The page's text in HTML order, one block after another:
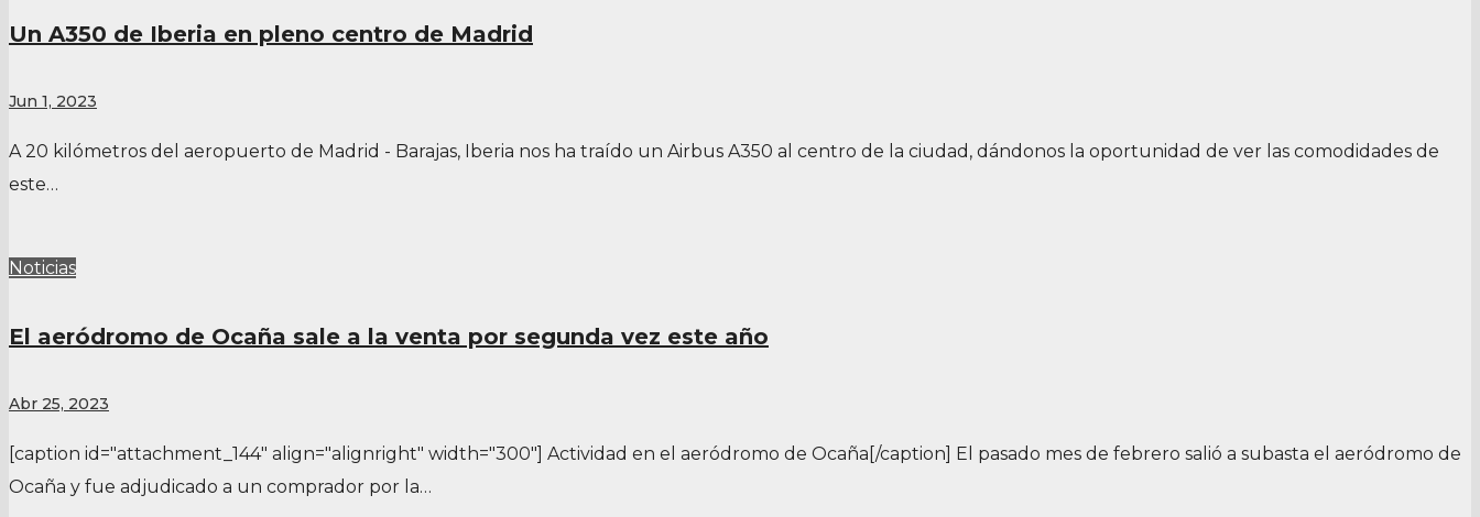
Un A350 de Iberia en pleno centro de Madrid
Jun 1, 2023
A 20 kilómetros del aeropuerto de Madrid - Barajas, Iberia nos ha traído un Airbus A350 al centro de la ciudad, dándonos la oportunidad de ver las comodidades de
este…
Noticias
El aeródromo de Ocaña sale a la venta por segunda vez este año
Abr 25, 2023
[caption id="attachment_144" align="alignright" width="300"] Actividad en el aeródromo de Ocaña[/caption] El pasado mes de febrero salió a subasta el aeródromo de
Ocaña y fue adjudicado a un comprador por la…